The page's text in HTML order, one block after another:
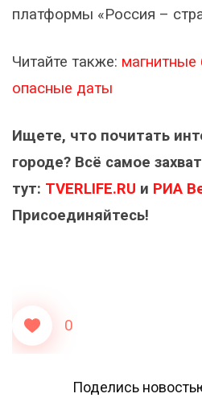
платформы «Россия –
Читайте также: магнитные
опасные даты
Ищете, что почитать
городе? Всё самое
тут: TVERLIFE.RU и РИА
Присоединяйтесь!
0
Поделись